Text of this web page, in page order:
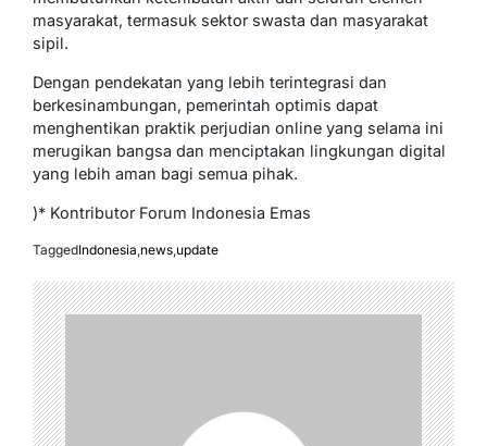
masyarakat, termasuk sektor swasta dan masyarakat
sipil.
Dengan pendekatan yang lebih terintegrasi dan
berkesinambungan, pemerintah optimis dapat
menghentikan praktik perjudian online yang selama ini
merugikan bangsa dan menciptakan lingkungan digital
yang lebih aman bagi semua pihak.
)* Kontributor Forum Indonesia Emas
TaggedIndonesia news update